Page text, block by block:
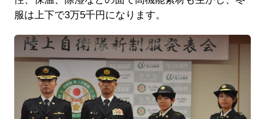
服は上下で3万5千円になります。